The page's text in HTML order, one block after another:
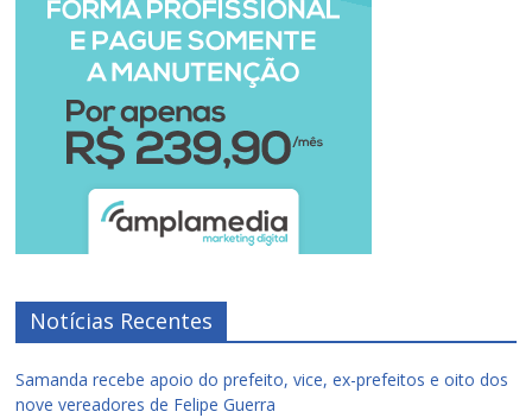
Notícias Recentes
Samanda recebe apoio do prefeito, vice, ex-prefeitos e oito dos
nove vereadores de Felipe Guerra